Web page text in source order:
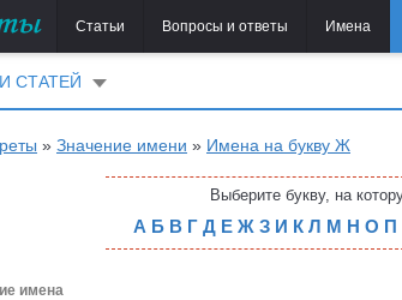
Статьи Вопросы и ответы Имена
СТАТЕЙ
» Значение имени » Имена на букву Ж
Выберите букву, на
А Б В Г Д Е Ж З И К Л М Н О П
имена